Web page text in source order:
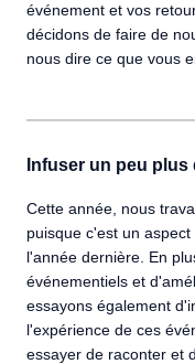
événement et vos
décidons de faire de
nous dire ce que vous
Infuser un peu
Cette année, nous
puisque c'est un
l'année dernière. En
événementiels et
essayons également
l'expérience de ces
essayer de raconter et